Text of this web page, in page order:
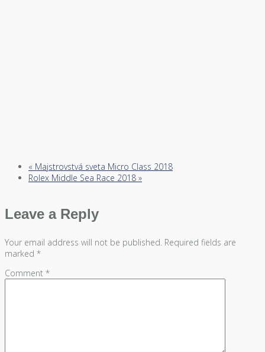
« Majstrovstvá sveta Micro Class 2018
Rolex Middle Sea Race 2018 »
Leave a Reply
Your email address will not be published. Required fields are
marked *
Comment *